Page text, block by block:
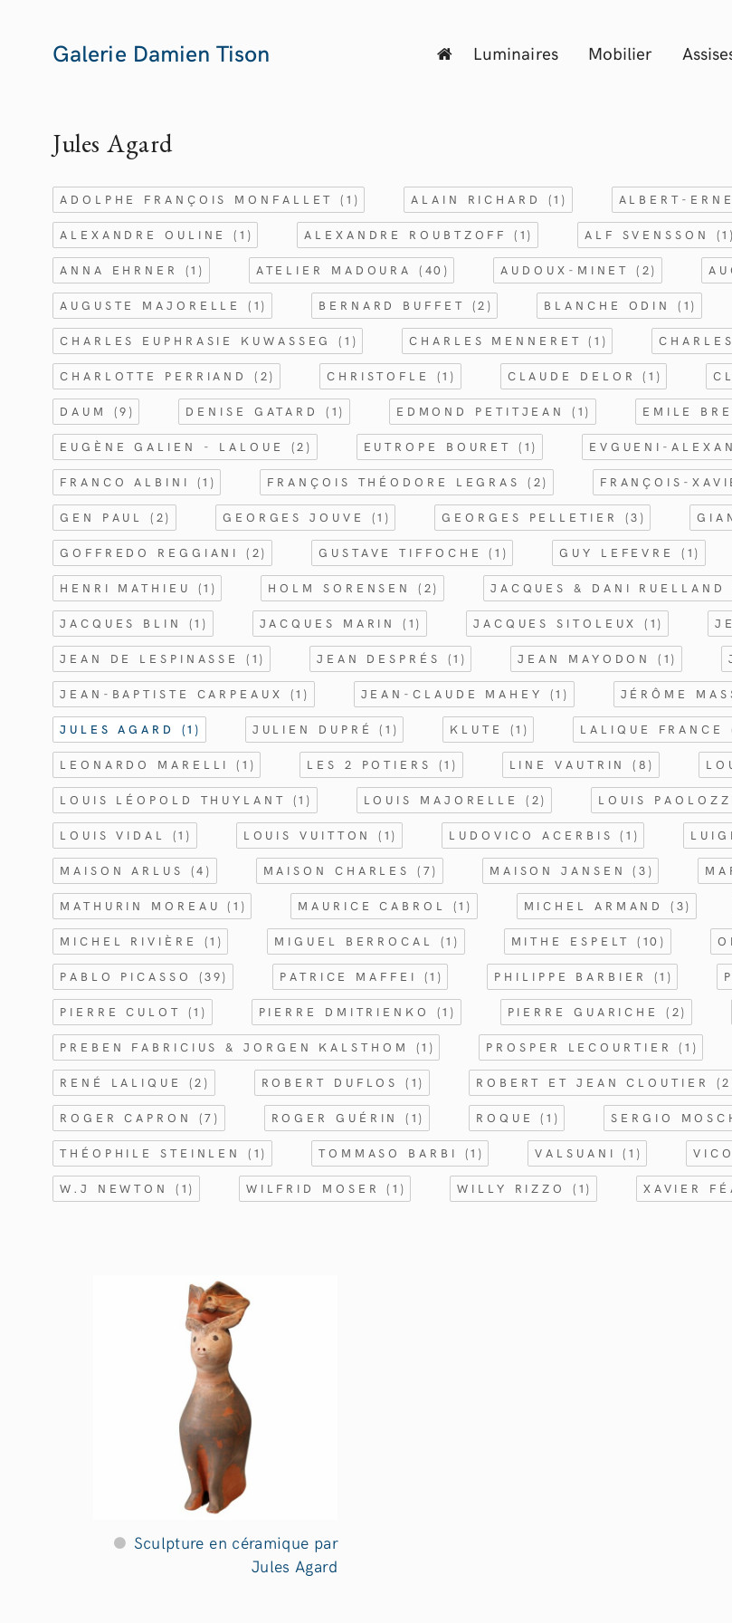
Galerie Damien Tison Luminaires Mobilier
Jules Agard
ADOLPHE FRANÇOIS MONFALLET(1) ALAIN RICHARD (1) ALBERT-
ALEXANDRE OULINE(1) ALEXANDRE ROUBTZOFF(1) ALF SVENSSON (1)
ANNA EHRNER (1) ATELIER MADOURA(40) AUDOUX-MINET(2)
AUGUSTE MAJORELLE(1) BERNARD BUFFET (2) BLANCHE ODIN(1)
CHARLES EUPHRASIE KUWASSEG(1) CHARLES MENNERET(1)
CHARLOTTE PERRIAND(2) CHRISTOFLE (1) CLAUDE DELOR(1)
DAUM (9) DENISE GATARD (1) EDMOND PETITJEAN(1) EMILE
EUGÈNE GALIEN - LALOUE (2) EUTROPE BOURET(1) EVGUENI-
FRANCO ALBINI (1) FRANÇOIS THÉODORE LEGRAS (2) FRANÇOIS-
GEN PAUL(2) GEORGES JOUVE (1) GEORGES PELLETIER (3)
GOFFREDO REGGIANI(2) GUSTAVE TIFFOCHE(1) GUY LEFEVRE (1)
HENRI MATHIEU (1) HOLM SORENSEN(2) JACQUES & DANI RUELLAND
JACQUES BLIN (1) JACQUES MARIN(1) JACQUES SITOLEUX(1)
JEAN DE LESPINASSE(1) JEAN DESPRÉS (1) JEAN MAYODON(1)
JEAN-BAPTISTE CARPEAUX (1) JEAN-CLAUDE MAHEY (1) JÉRÔME
JULES AGARD (1) JULIEN DUPRÉ(1) KLUTE (1) LALIQUE FRANCE
LEONARDO MARELLI(1) LES 2 POTIERS (1) LINE VAUTRIN(8)
LOUIS LÉOPOLD THUYLANT (1) LOUIS MAJORELLE (2) LOUIS
LOUIS VIDAL (1) LOUIS VUITTON(1) LUDOVICO ACERBIS(1)
MAISON ARLUS (4) MAISON CHARLES(7) MAISON JANSEN(3)
MATHURIN MOREAU(1) MAURICE CABROL (1) MICHEL ARMAND(3)
MICHEL RIVIÈRE (1) MIGUEL BERROCAL (1) MITHE ESPELT(10)
PABLO PICASSO (39) PATRICE MAFFEI (1) PHILIPPE BARBIER (1)
PIERRE CULOT (1) PIERRE DMITRIENKO (1) PIERRE GUARICHE (2)
PREBEN FABRICIUS & JORGEN KALSTHOM (1) PROSPER LECOURTIER(1)
RENÉ LALIQUE (2) ROBERT DUFLOS(1) ROBERT ET JEAN CLOUTIER
ROGER CAPRON (7) ROGER GUÉRIN(1) ROQUE(1) SERGIO
THÉOPHILE STEINLEN(1) TOMMASO BARBI (1) VALSUANI(1)
W.J NEWTON (1) WILFRID MOSER(1) WILLY RIZZO (1) XAVIER
Sculpture en céramique par
Jules Agard